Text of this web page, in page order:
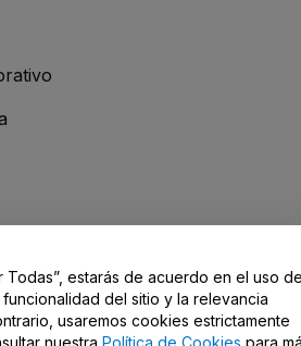
/ Contacto
Todas”, estarás de acuerdo en el uso
del sitio y la relevancia
usaremos cookies estrictamente
nuestra Política de Cookies para